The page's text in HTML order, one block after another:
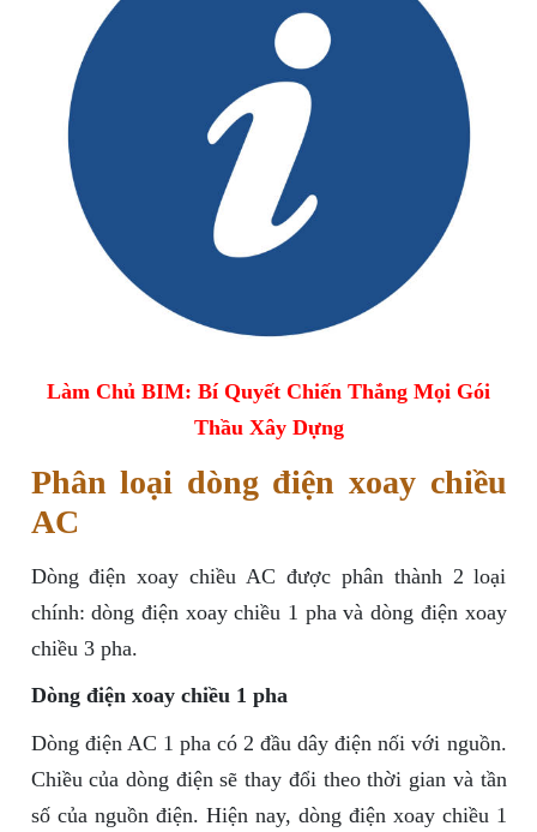
Làm Chủ BIM: Bí Quyết Chiến Thắng Mọi Gói
Thầu Xây Dựng
Phân loại dòng điện xoay chiều
AC
Dòng điện xoay chiều AC được phân thành 2 loại
chính: dòng điện xoay chiều 1 pha và dòng điện xoay
chiều 3 pha.
Dòng điện xoay chiều 1 pha
Dòng điện AC 1 pha có 2 đầu dây điện nối với nguồn.
Chiều của dòng điện sẽ thay đổi theo thời gian và tần
số của nguồn điện. Hiện nay, dòng điện xoay chiều 1